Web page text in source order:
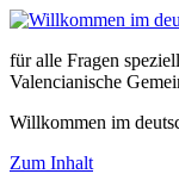
für alle Fragen
Valencianische
Willkommen im
Zum Inhalt